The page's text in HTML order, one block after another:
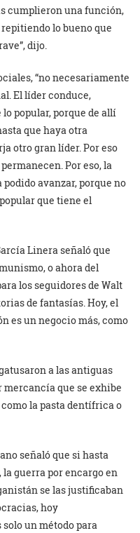
cumplieron una función,
lo bueno que
dijo.
“no necesariamente
El líder conduce,
popular, porque de allí
que haya otra
otro gran líder. Por eso
Por eso, la
avanzar, porque no
que tiene el
Linera señaló que
o ahora del
los seguidores de Walt
de fantasías. Hoy, el
es un negocio más, como
a las antiguas
que se exhibe
la pasta dentífrica o
señaló que si hasta
la guerra por encargo en
se las justificaban
hoy
un método para